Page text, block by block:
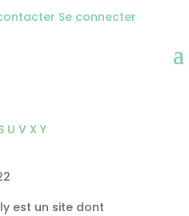
Se connecter
U V X Y
est un site dont